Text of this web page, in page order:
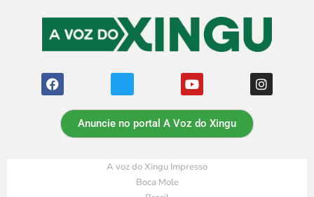
Anuncie no portal A Voz do Xingu
A voz do Xingu Impresso
Boca Mole